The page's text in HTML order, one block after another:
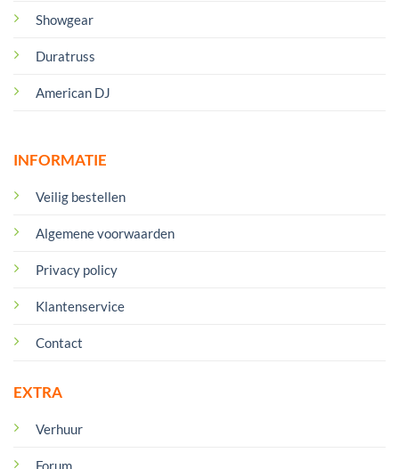
Showgear
Duratruss
American DJ
INFORMATIE
Veilig bestellen
Algemene voorwaarden
Privacy policy
Klantenservice
Contact
EXTRA
Verhuur
Forum